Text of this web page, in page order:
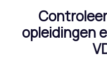
opleidingen